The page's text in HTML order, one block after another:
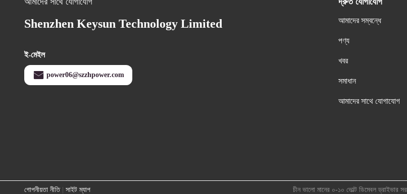
Shenzhen Keysun Technology Limited
ই-মেইল
power06@szzhpower.com
আমাদের সম্বন্ধে
পণ্য
খবর
সমাধান
আমাদের সাথে যোগাযোগ
গোপনীয়তা নীতি| সাইট ম্যাপ চীন ভালো মানের ০-১০ ভোল্ট ডিমেবল